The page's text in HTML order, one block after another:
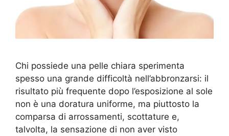
Chi possiede una pelle chiara sperimenta
spesso una grande difficoltà nell’abbronzarsi: il
risultato più frequente dopo l’esposizione al sole
non è una doratura uniforme, ma piuttosto la
comparsa di arrossamenti, scottature e,
talvolta, la sensazione di non aver visto